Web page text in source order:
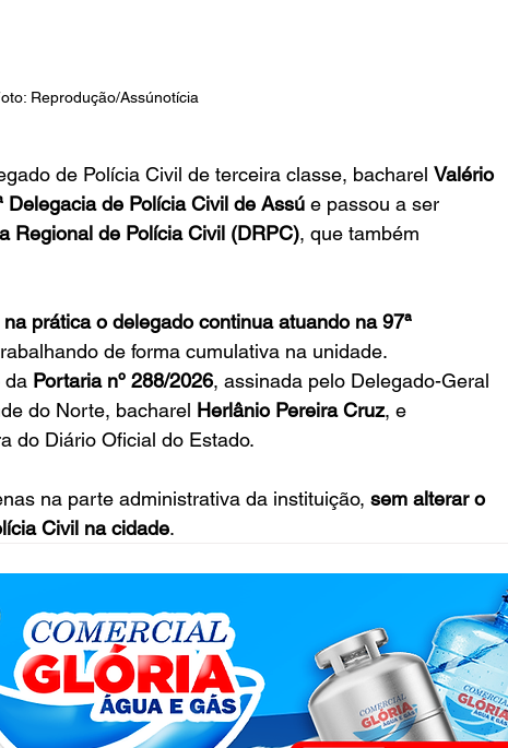
Reprodução/Assúnotícia
de Polícia Civil de terceira classe, bacharel Valério
Delegacia de Polícia Civil de Assú e passou a ser
Regional de Polícia Civil (DRPC), que também
na prática o delegado continua atuando na 97ª
de forma cumulativa na unidade.
da Portaria nº 288/2026, assinada pelo Delegado-Geral
do Norte, bacharel Herlânio Pereira Cruz, e
do Diário Oficial do Estado.
na parte administrativa da instituição, sem alterar o
Civil na cidade.